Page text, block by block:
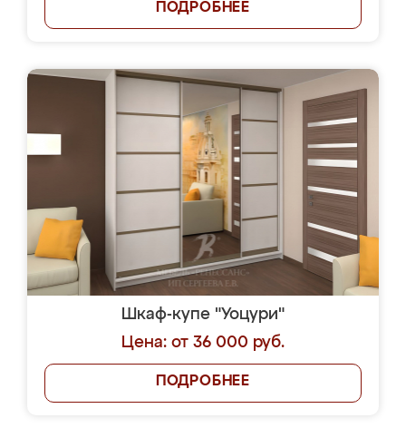
ПОДРОБНЕЕ
Шкаф-купе "Уоцури"
Цена: от 36 000 руб.
ПОДРОБНЕЕ